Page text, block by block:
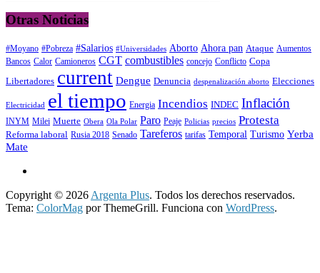
Otras Noticias
#Moyano #Pobreza #Salarios #Universidades Aborto Ahora pan Ataque Aumentos
Bancos Calor Camioneros CGT combustibles concejo Conflicto Copa
Libertadores current Dengue Denuncia despenalización aborto Elecciones
Electricidad el tiempo Energia Incendios INDEC Inflación
INYM Milei Muerte Obera Ola Polar Paro Peaje Policias precios Protesta
Reforma laboral Rusia 2018 Senado Tareferos tarifas Temporal Turismo Yerba
Mate
Copyright © 2026 Argenta Plus. Todos los derechos reservados.
Tema: ColorMag por ThemeGrill. Funciona con WordPress.